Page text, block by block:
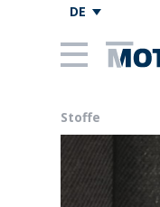
DE
Stoffe